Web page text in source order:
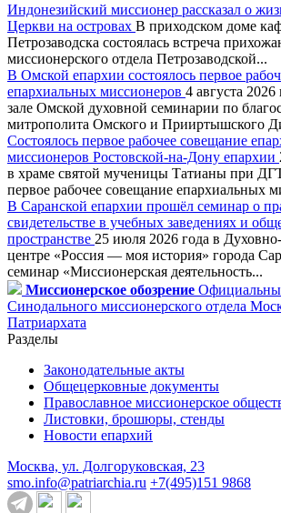
Индонезийский миссионер рассказал о
Церкви на островах В приходском доме
Петрозаводска состоялась встреча
миссионерского отдела Петрозаводской...
В Омской епархии состоялось первое
епархиальных миссионеров 4 августа
зале Омской духовной семинарии по
митрополита Омского и Прииртышского
Состоялось первое рабочее совещание
миссионеров Ростовской-на-Дону епархии
в храме святой мученицы Татианы при
первое рабочее совещание епархиальных
В Саранской епархии прошёл семинар о
свидетельстве в учебных заведениях и
пространстве 25 июля 2026 года в
центре «Россия — моя история» города
семинар «Миссионерская деятельность...
Миссионерское обозрение
Синодального миссионерского отдела
Патриархата
Разделы
Законодательные акты
Общецерковные документы
Православное миссионерское
Листовки, брошюры, стенды
Новости епархий
Москва, ул. Долгоруковская, 23
smo.info@patriarchia.ru +7(495)151 9868